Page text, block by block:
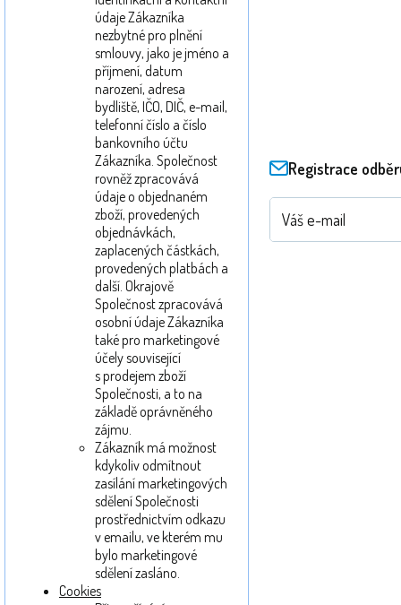
údaje Zákazníka
nezbytné pro plnění
smlouvy, jako je jméno a
příjmení, datum
narození, adresa
bydliště, IČO, DIČ, e-mail,
telefonní číslo a číslo
bankovního účtu
Zákazníka. Společnost
rovněž zpracovává
údaje o objednaném
zboží, provedených
objednávkách,
zaplacených částkách,
provedených platbách a
další. Okrajově
Společnost zpracovává
osobní údaje Zákazníka
také pro marketingové
účely související
s prodejem zboží
Společnosti, a to na
základě oprávněného
zájmu.
Zákazník má možnost
kdykoliv odmítnout
zasílání marketingových
sdělení Společnosti
prostřednictvím odkazu
v emailu, ve kterém mu
bylo marketingové
sdělení zasláno.
Cookies
Registrace